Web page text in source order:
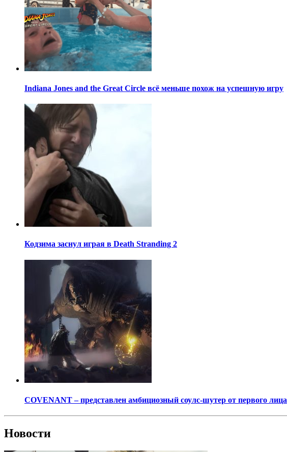
Indiana Jones and the Great Circle всё меньше похож на успешную игру
Кодзима заснул играя в Death Stranding 2
COVENANT – представлен амбициозный соулс-шутер от первого лица
Новости